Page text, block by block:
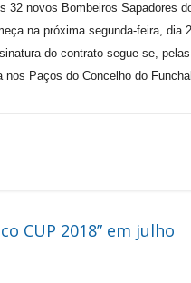
32 novos Bombeiros Sapadores
na próxima segunda-feira, dia
do contrato segue-se,
nos Paços do Concelho do
CUP 2018” em julho